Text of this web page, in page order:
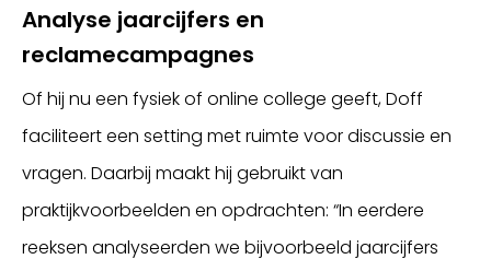
Analyse jaarcijfers en
reclamecampagnes
Of hij nu een fysiek of online college geeft, Doff
faciliteert een setting met ruimte voor discussie en
vragen. Daarbij maakt hij gebruikt van
praktijkvoorbeelden en opdrachten: “In eerdere
reeksen analyseerden we bijvoorbeeld jaarcijfers